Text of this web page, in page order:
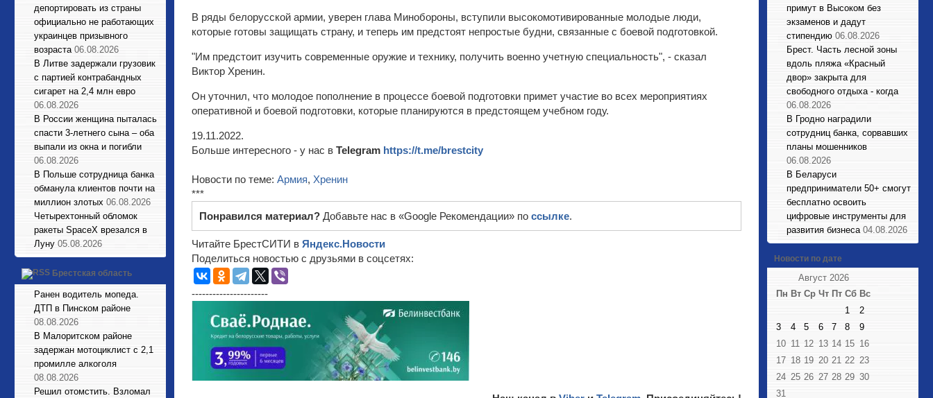
депортировать из страны
официально не работающих
украинцев призывного
возраста 06.08.2026
В Литве задержали грузовик
с партией контрабандных
сигарет на 2,4 млн евро
06.08.2026
В России женщина пыталась
спасти 3-летнего сына – оба
выпали из окна и погибли
06.08.2026
В Польше сотрудница банка
обманула клиентов почти на
миллион злотых 06.08.2026
Четырехтонный обломок
ракеты SpaceX врезался в
Луну 05.08.2026
Брестская область
Ранен водитель мопеда.
ДТП в Пинском районе
08.08.2026
В Малоритском районе
задержан мотоциклист с 2,1
промилле алкоголя
08.08.2026
Решил отомстить. Взломал
В ряды белорусской армии, уверен глава Минобороны, вступили высокомотивированные молодые люди,
которые готовы защищать страну, и теперь им предстоят непростые будни, связанные с боевой подготовкой.
"Им предстоит изучить современные оружие и технику, получить военно учетную специальность", - сказал
Виктор Хренин.
Он уточнил, что молодое пополнение в процессе боевой подготовки примет участие во всех мероприятиях
оперативной и боевой подготовки, которые планируются в предстоящем учебном году.
19.11.2022.
Больше интересного - у нас в Telegram https://t.me/brestcity
Новости по теме: Армия, Хренин
***
Понравился материал? Добавьте нас в «Google Рекомендации» по ссылке.
Читайте БрестСИТИ в Яндекс.Новости
Поделиться новостью с друзьями в соцсетях:
----------------------
примут в Высоком без
экзаменов и дадут
стипендию 06.08.2026
Брест. Часть лесной зоны
вдоль пляжа «Красный
двор» закрыта для
свободного отдыха - когда
06.08.2026
В Гродно наградили
сотрудниц банка, сорвавших
планы мошенников
06.08.2026
В Беларуси
предприниматели 50+ смогут
бесплатно освоить
цифровые инструменты для
развития бизнеса 04.08.2026
Новости по дате
Август 2026
Пн Вт Ср Чт Пт Сб Вс
1
2
3
4 5 6 7 8
9
10 11 12 13 14 15 16
17 18 19 20 21 22 23
24 25 26 27 28 29 30
31